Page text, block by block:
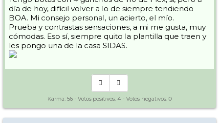
día de hoy, difícil volver a lo de siempre tendiendo
BOA. Mi consejo personal, un acierto, el mío.
Prueba y contrastas sensaciones, a mi me gusta, muy
cómodas. Eso sí, siempre quito la plantilla que traen y
les pongo una de la casa SIDAS.
Karma: 56 - Votos positivos: 4 - Votos negativos: 0